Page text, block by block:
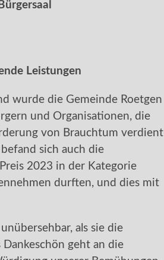
Leistungen
wurde die Gemeinde Roetgen
und Organisationen, die
von Brauchtum verdient
sich auch die
2023 in der Kategorie
durften, und dies mit
als sie die
geht an die